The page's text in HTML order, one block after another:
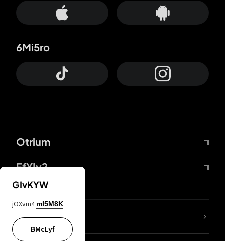
Otrium
FfYIy2
6Mi5ro
KIjvtr
GIvKYW
jOXvm4 mI5M8K
BMcLyf